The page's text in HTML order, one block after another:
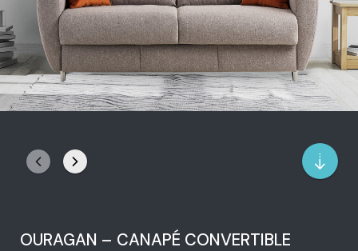
OURAGAN – CANAPÉ CONVERTIBLE